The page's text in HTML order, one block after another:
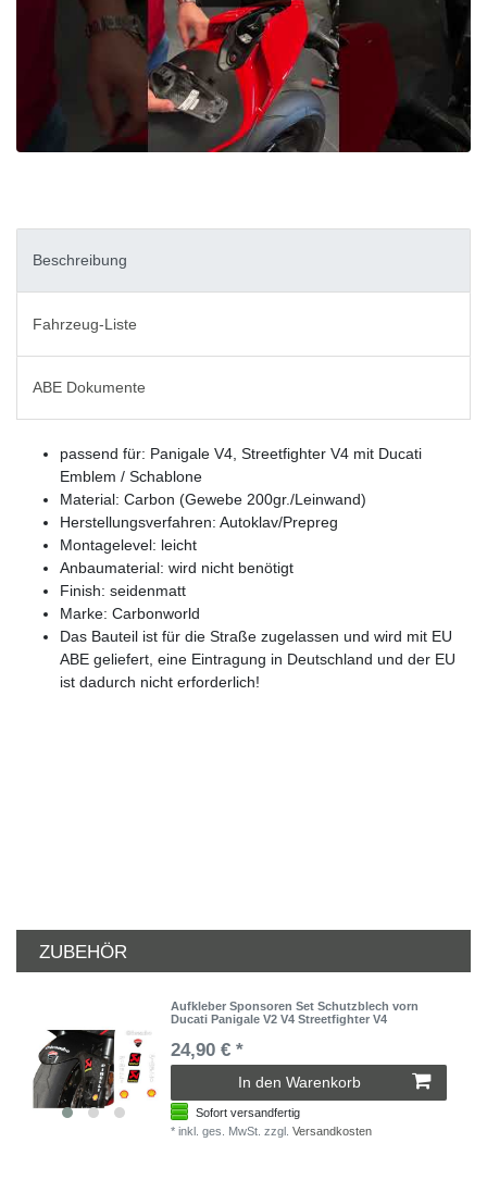
Beschreibung
Fahrzeug-Liste
ABE Dokumente
passend für: Panigale V4, Streetfighter V4 mit Ducati
Emblem / Schablone
Material: Carbon (Gewebe 200gr./Leinwand)
Herstellungsverfahren: Autoklav/Prepreg
Montagelevel: leicht
Anbaumaterial: wird nicht benötigt
Finish: seidenmatt
Marke: Carbonworld
Das Bauteil ist für die Straße zugelassen und wird mit EU
ABE geliefert, eine Eintragung in Deutschland und der EU
ist dadurch nicht erforderlich!
ZUBEHÖR
Aufkleber Sponsoren Set Schutzblech vorn
Ducati Panigale V2 V4 Streetfighter V4
24,90 € *
In den Warenkorb
Sofort versandfertig
*inkl. ges. MwSt. zzgl.Versandkosten